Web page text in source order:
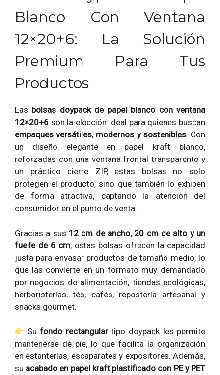
Blanco Con Ventana
12×20+6: La Solución
Premium Para Tus
Productos
Las bolsas doypack de papel blanco con ventana
12×20+6 son la elección ideal para quienes buscan
empaques versátiles, modernos y sostenibles. Con
un diseño elegante en papel kraft blanco,
reforzadas con una ventana frontal transparente y
un práctico cierre ZIP, estas bolsas no solo
protegen el producto, sino que también lo exhiben
de forma atractiva, captando la atención del
consumidor en el punto de venta.
Gracias a sus 12 cm de ancho, 20 cm de alto y un
fuelle de 6 cm, estas bolsas ofrecen la capacidad
justa para envasar productos de tamaño medio, lo
que las convierte en un formato muy demandado
por negocios de alimentación, tiendas ecológicas,
herboristerías, tés, cafés, repostería artesanal y
snacks gourmet.
Sufondo rectangulartipo doypack les permite
mantenerse de pie, lo que facilita la organización
en estanterías, escaparates y expositores. Además,
su acabado en papel kraft plastificado con PE y PET